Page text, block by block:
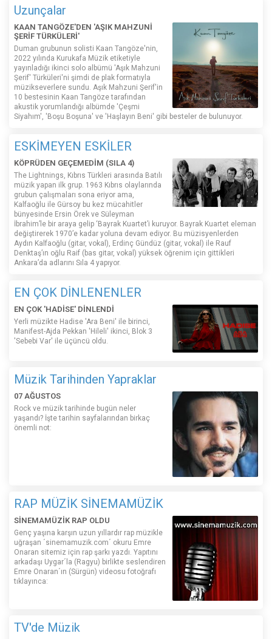
Uzunçalar
KAAN TANGÖZE'DEN 'AŞIK MAHZUNİ
ŞERİF TÜRKÜLERİ'
Duman grubunun solisti Kaan Tangöze'nin,
2022 yılında Kurukafa Müzik etiketiyle
yayınladığı ikinci solo albümü 'Aşık Mahzuni
Şerif' Türküleri'ni şimdi de plak formatıyla
müzikseverlere sundu. Aşık Mahzuni Şerif'in
10 bestesinin Kaan Tangöze tarafından
akustik yorumlandığı albümde 'Çeşmi
Siyahım', 'Boşu Boşuna' ve 'Haşlayın Beni' gibi besteler de bulunuyor.
ESKİMEYEN ESKİLER
KÖPRÜDEN GEÇEMEDİM (SILA 4)
The Lightnings, Kıbrıs Türkleri arasında Batılı
müzik yapan ilk grup. 1963 Kıbrıs olaylarında
grubun çalışmaları sona eriyor ama,
Kalfaoğlu ile Gürsoy bu kez mücahitler
bünyesinde Ersin Örek ve Süleyman
İbrahim’le bir araya gelip ‘Bayrak Kuartet’i kuruyor. Bayrak Kuartet eleman
değiştirerek 1970’e kadar yoluna devam ediyor. Bu müzisyenlerden
Aydın Kalfaoğlu (gitar, vokal), Erdinç Gündüz (gitar, vokal) ile Rauf
Denktaş’ın oğlu Raif (bas gitar, vokal) yüksek öğrenim için gittikleri
Ankara’da adlarını Sıla 4 yapıyor.
EN ÇOK DİNLENENLER
EN ÇOK 'HADİSE' DİNLENDİ
Yerli müzikte Hadise 'Ara Beni' ile birinci,
Manifest-Ajda Pekkan 'Hileli' ikinci, Blok 3
'Sebebi Var' ile üçüncü oldu.
Müzik Tarihinden Yapraklar
07 AĞUSTOS
Rock ve müzik tarihinde bugün neler
yaşandı? İşte tarihin sayfalarından birkaç
önemli not:
RAP MÜZİK SİNEMAMÜZİK
SİNEMAMÜZİK RAP OLDU
Genç yaşına karşın uzun yıllardır rap müzikle
uğraşan ´sinemamuzik.com´ okuru Emre
Onaran sitemiz için rap şarkı yazdı. Yapıtını
arkadaşı Uygar´la (Ragyu) birlikte seslendiren
Emre Onaran´ın (Sürgün) videosu fotoğrafı
tıklayınca:
TV'de Müzik